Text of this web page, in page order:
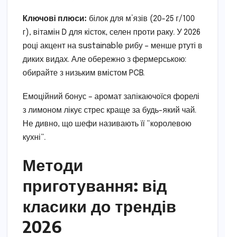
Ключові плюси: білок для м’язів (20-25 г/100
г), вітамін D для кісток, селен проти раку. У 2026
році акцент на sustainable рибу – менше ртуті в
диких видах. Але обережно з фермерською:
обирайте з низьким вмістом PCB.
Емоційний бонус – аромат запікаючоїся форелі
з лимоном лікує стрес краще за будь-який чай.
Не дивно, що шефи називають її “королевою
кухні”.
Методи
приготування: від
класики до трендів
2026